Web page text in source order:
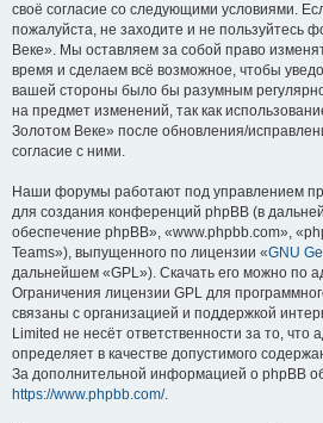
своё согласие со следующими условиями.
пожалуйста, не заходите и не пользуйтесь
Веке». Мы оставляем за собой право
время и сделаем всё возможное, чтобы
вашей стороны было бы разумным регулярно
на предмет изменений, так как
Золотом Веке» после обновления/
согласие с ними.
Наши форумы работают под управлением
для создания конференций phpBB (в
обеспечение phpBB», «www.phpbb.com»,
Teams»), выпущенного по лицензии «GNU
дальнейшем «GPL»). Скачать его можно по
Ограничения лицензии GPL для
связаны с организацией и поддержкой
Limited не несёт ответственности за то,
определяет в качестве допустимого
За дополнительной информацией о phpBB
https://www.phpbb.com/.